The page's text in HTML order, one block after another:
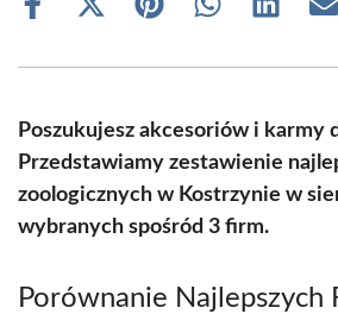
Share
Share
(Twitter)
Share Share Share
Poszukujesz akcesoriów i karmy
Przedstawiamy zestawienie
zoologicznych w Kostrzynie w
wybranych spośród 3 firm.
Porównanie Najlepszych